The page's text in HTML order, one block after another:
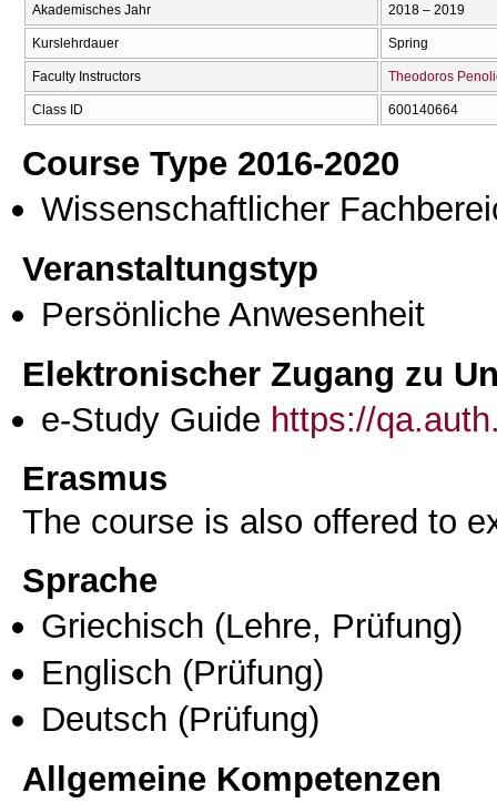
Akademisches Jahr 2018 – 2019
Kurslehrdauer Spring
Faculty Instructors Theodoros
Class ID 600140664
Course Type 2016-2020
Wissenschaftlicher
Veranstaltungstyp
Persönliche Anwesenheit
Elektronischer Zugang zu
e-Study Guide https://
Erasmus
The course is also offered to
Sprache
Griechisch (Lehre, Prüfung)
Englisch (Prüfung)
Deutsch (Prüfung)
Allgemeine Kompetenzen